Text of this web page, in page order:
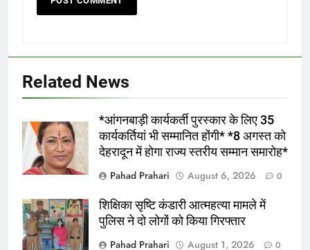
Related News
*आंगनबाड़ी कार्यकर्ती पुरस्कार के लिए 35
कार्यकर्तियां भी सम्मानित होंगी* *8 अगस्त को
देहरादून में होगा राज्य स्तरीय सम्मान समारोह*
Pahad Prahari
August 6, 2026 0
शिक्षिका सृष्टि कंडारी आत्महत्या मामले में
पुलिस ने दो लोगों को किया गिरफ्तार
Pahad Prahari
August 1, 2026 0
5
भारी बारिश की चेतावनी , स्कूलों में अवकाश ,
अलर्ट रहे कर्मचारी
उत्तराखंड
6
भू-स्वामियों ने दर्ज कराईं आपत्तियां व सुझाव,
एमडीडीए ने लोगों से बढ़-चढ़कर भागीदारी की
अपील की*
उत्तराखंड